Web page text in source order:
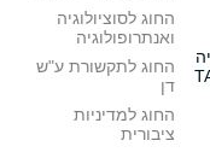
החוג לסוציולוגיה
ואנתרופולוגיה
החוג לתקשורת ע"ש
דן
החוג למדיניות
ציבורית